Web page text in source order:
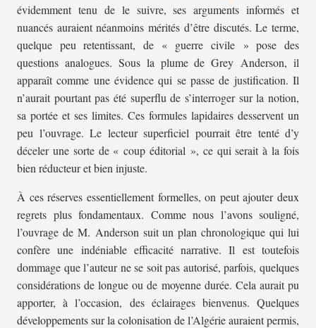
évidemment tenu de le suivre, ses arguments informés et
nuancés auraient néanmoins mérités d’être discutés. Le terme,
quelque peu retentissant, de « guerre civile » pose des
questions analogues. Sous la plume de Grey Anderson, il
apparaît comme une évidence qui se passe de justification. Il
n’aurait pourtant pas été superflu de s’interroger sur la notion,
sa portée et ses limites. Ces formules lapidaires desservent un
peu l’ouvrage. Le lecteur superficiel pourrait être tenté d’y
déceler une sorte de « coup éditorial », ce qui serait à la fois
bien réducteur et bien injuste.
À ces réserves essentiellement formelles, on peut ajouter deux
regrets plus fondamentaux. Comme nous l’avons souligné,
l’ouvrage de M. Anderson suit un plan chronologique qui lui
confère une indéniable efficacité narrative. Il est toutefois
dommage que l’auteur ne se soit pas autorisé, parfois, quelques
considérations de longue ou de moyenne durée. Cela aurait pu
apporter, à l’occasion, des éclairages bienvenus. Quelques
développements sur la colonisation de l’Algérie auraient permis,